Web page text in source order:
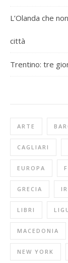
L’Olanda che
città
Trentino: tre
ARTE
CAGLIARI
EUROPA
GRECIA
LIBRI
MACEDONIA
NEW YORK